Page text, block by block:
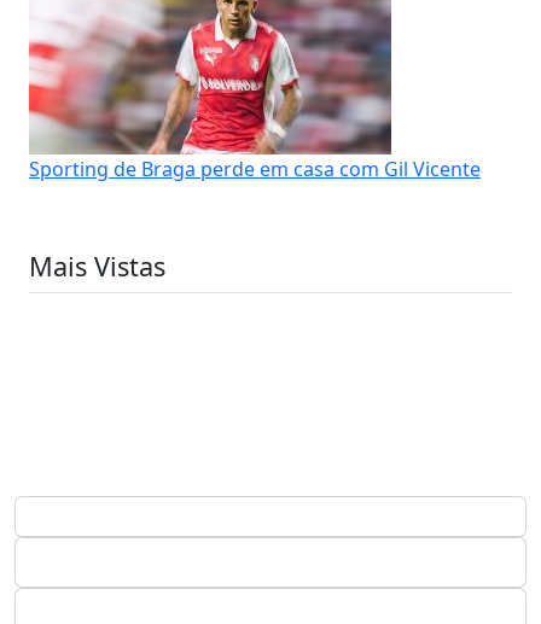
Sporting de Braga perde em casa com Gil Vicente
Mais Vistas